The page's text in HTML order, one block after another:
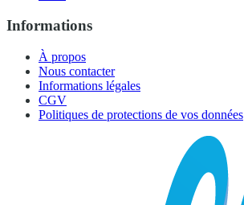
Informations
À propos
Nous contacter
Informations légales
CGV
Politiques de protections de vos données